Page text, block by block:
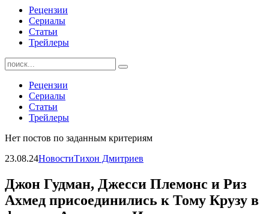
Рецензии
Сериалы
Статьи
Трейлеры
Найти:
Рецензии
Сериалы
Статьи
Трейлеры
Нет постов по заданным критериям
23.08.24НовостиТихон Дмитриев
Джон Гудман, Джесси Племонс и Риз
Ахмед присоединились к Тому Крузу в